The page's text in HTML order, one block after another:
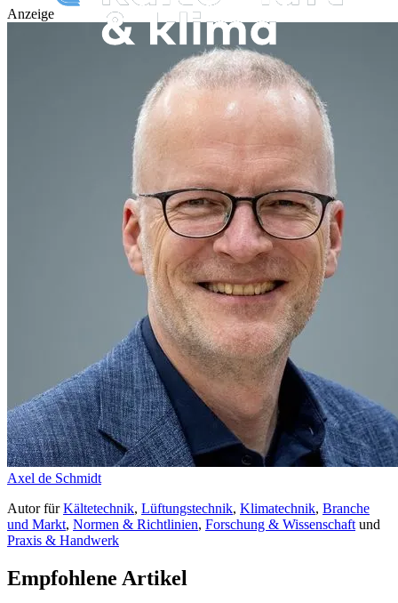
Anzeige
Axel de Schmidt
AutorfürKältetechnik, Lüftungstechnik, Klimatechnik, Branche
und Markt, Normen & Richtlinien, Forschung & Wissenschaft und
Praxis & Handwerk
Empfohlene Artikel